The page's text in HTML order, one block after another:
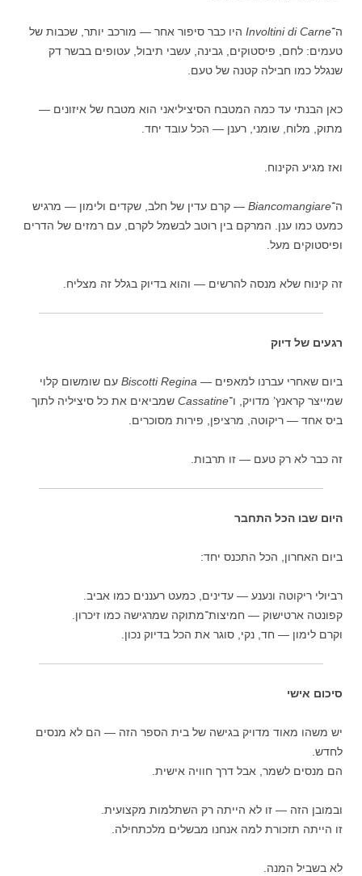
ה־Involtini di Carne היו כבר סיפור אחר — מורכב יותר, שכבות של
טעמים: לחם, פיסטוקים, גבינה, עשבי תיבול, עטופים בבשר דק
שנגלל כמו חבילה קטנה של טעם.
כאן הבנתי עד כמה המטבח הסיציליאני הוא מטבח של איזונים —
מתוק, מלוח, שומני, רענן — הכל עובד יחד.
ואז מגיע הקינוח.
ה־Biancomangiare — קרם עדין של חלב, שקדים ולימון — מרגיש
כמעט כמו ענן. המרקם בין רוטב לבשמל לקרם, עם רמזים של הדרים
ופיסטוקים מעל.
זה קינוח שלא מנסה להרשים — והוא בדיוק בגלל זה מצליח.
רגעים של דיוק
ביום שאחרי עברנו למאפים — Biscotti Regina עם שומשום קלוי
שמייצר קראנץ’ מדויק, ו־Cassatine שמביאים את כל סיציליה לתוך
ביס אחד — ריקוטה, מרציפן, פירות מסוכרים.
זה כבר לא רק טעם — זו תרבות.
היום שבו הכל התחבר
ביום האחרון, הכל התכנס יחד:
רביולי ריקוטה ונענע — עדינים, כמעט רעננים כמו אביב.
קפונטה ארטישוק — חמיצות־מתוקה שמרגישה כמו זיכרון.
וקרם לימון — חד, נקי, סוגר את הכל בדיוק נכון.
סיכום אישי
יש משהו מאוד מדויק בגישה של בית הספר הזה — הם לא מנסים
לחדש.
הם מנסים לשמר, אבל דרך חוויה אישית.
ובמובן הזה — זו לא הייתה רק השתלמות מקצועית.
זו הייתה תזכורת למה אנחנו מבשלים מלכתחילה.
לא בשביל המנה.